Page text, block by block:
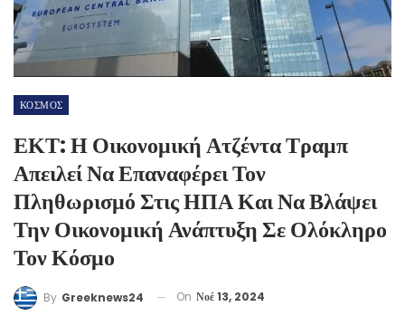
ΚΟΣΜΟΣ
ΕΚΤ: Η Οικονομική Ατζέντα Τραμπ
Απειλεί Να Επαναφέρει Τον
Πληθωρισμό Στις ΗΠΑ Και Να Βλάψει
Την Οικονομική Ανάπτυξη Σε Ολόκληρο
Τον Κόσμο
By Greeknews24 On Νοέ 13, 2024